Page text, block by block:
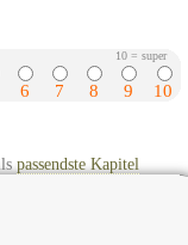
10 = super
6 7 8 9 10
passendste Kapitel